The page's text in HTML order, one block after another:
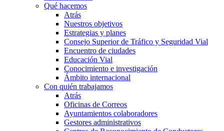
Qué hacemos
Atrás
Nuestros objetivos
Estrategias y planes
Consejo Superior de Tráfico y Seguridad Vial
Encuentro de ciudades
Educación Vial
Conocimiento e investigación
Ámbito internacional
Con quién trabajamos
Atrás
Oficinas de Correos
Ayuntamientos colaboradores
Gestores administrativos